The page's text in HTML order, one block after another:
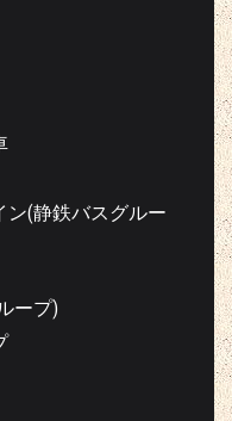
ン(静鉄バスグルー
ープ)